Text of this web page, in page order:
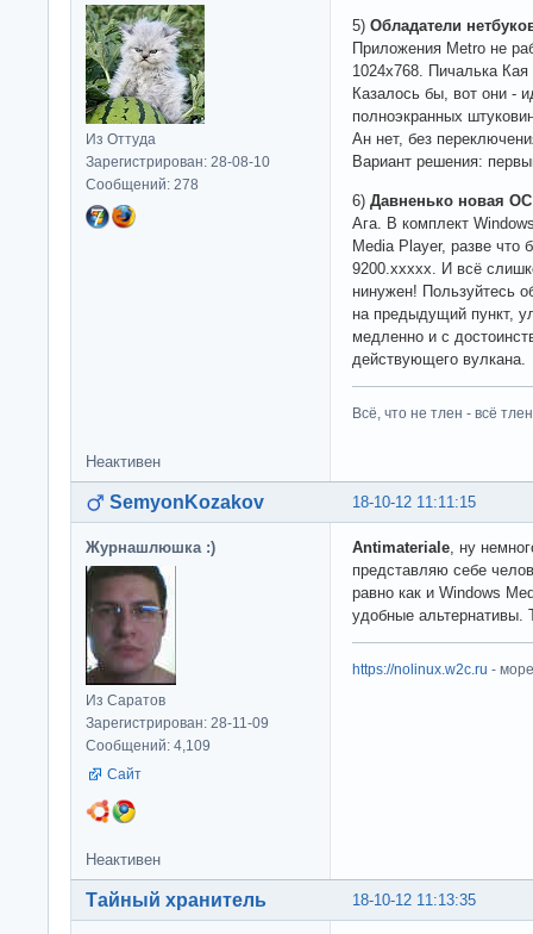
Из Оттуда
Зарегистрирован: 28-08-10
Сообщений: 278
5) Обладатели
Приложения Metro не
1024x768. Пичалька Кая
Казалось бы, вот они -
полноэкранных
Ан нет, без
Вариант решения:
6) Давненько новая
Ага. В комплект
Media Player, разве что
9200.xxxxx. И всё
нинужен! Пользуйтесь
на предыдущий пункт,
медленно и с
действующего вулкана.
Всё, что не тлен - всё
Неактивен
18-10-12 11:11:15
SemyonKozakov
Журнашлюшка :)
Из Саратов
Зарегистрирован: 28-11-09
Сообщений: 4,109
Сайт
Antimateriale , ну
представляю себе
равно как и Windows
удобные альтернативы.
https://nolinux.w2c.ru -
Неактивен
18-10-12 11:13:35
Тайный хранитель